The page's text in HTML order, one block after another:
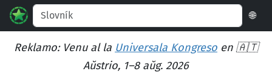
🌐
Reklamo: Venu al la Universala Kongreso en 🇦🇹
Aŭstrio, 1–8 aŭg. 2026